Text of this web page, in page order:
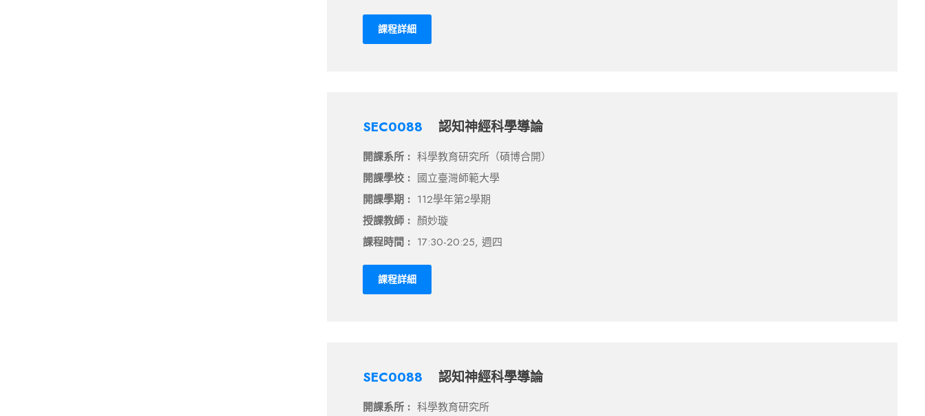
課程詳細
SEC0088 認知神經科學導論
開課系所 : 科學教育研究所（碩博合開）
開課學校 : 國立臺灣師範大學
開課學期 : 112學年第2學期
授課教師 : 顏妙璇
課程時間 : 17:30-20:25, 週四
課程詳細
SEC0088 認知神經科學導論
開課系所 : 科學教育研究所